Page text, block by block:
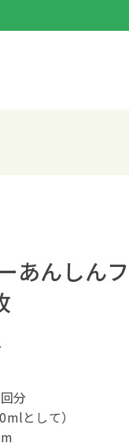
あんしん
分
として）